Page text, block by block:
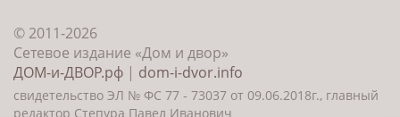
© 2011-2026
Сетевое издание «Дом и двор»
ДОМ-и-ДВОР.рф | dom-i-dvor.info
свидетельство ЭЛ № ФС 77 - 73037 от 09.06.2018г., главный
редактор Степура Павел Иванович